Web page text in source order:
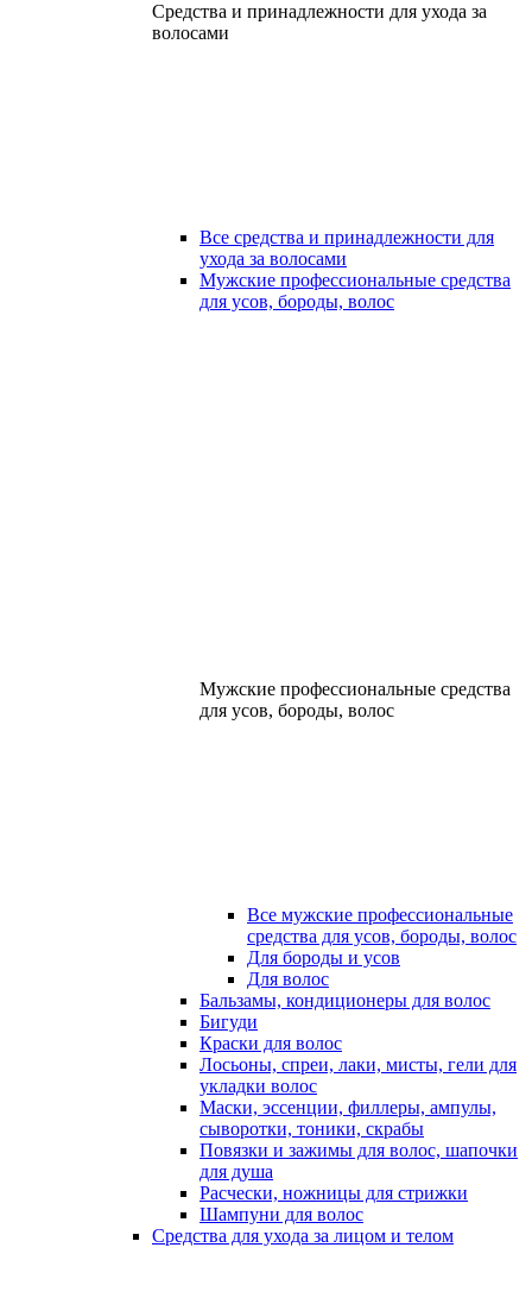
Средства и принадлежности для ухода за
волосами
Все средства и принадлежности для
ухода за волосами
Мужские профессиональные средства
для усов, бороды, волос
Мужские профессиональные средства
для усов, бороды, волос
Все мужские профессиональные
средства для усов, бороды, волос
Для бороды и усов
Для волос
Бальзамы, кондиционеры для волос
Бигуди
Краски для волос
Лосьоны, спреи, лаки, мисты, гели для
укладки волос
Маски, эссенции, филлеры, ампулы,
сыворотки, тоники, скрабы
Повязки и зажимы для волос, шапочки
для душа
Расчески, ножницы для стрижки
Шампуни для волос
Средства для ухода за лицом и телом